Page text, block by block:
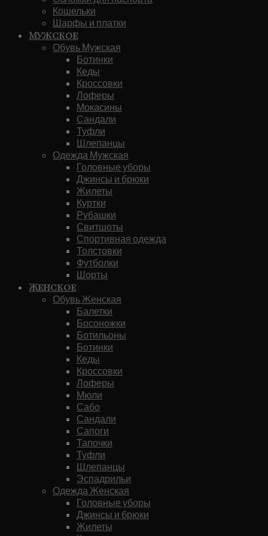
Кошельки
Шарфы и платки
Мужское
Обувь Мужская
Ботинки
Кеды
Кроссовки
Лоферы
Мокасины
Сандали
Туфли
Шлепанцы
Одежда Мужская
Головные уборы
Джинсы и брюки
Жилеты
Куртки
Рубашки
Свитшоты
Спортивная одежда
Толстовки
Футболки
Шорты
Женское
Обувь Женская
Балетки
Босоножки
Ботильоны
Ботинки
Кеды
Кроссовки
Лоферы
Мюли
Сабо
Сандали
Сапоги
Тапочки
Туфли
Шлепанцы
Эспадрильи
Одежда Женская
Головные уборы
Джинсы и брюки
Жилеты